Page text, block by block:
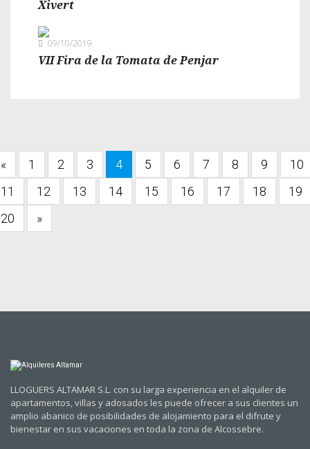
Xivert
09/10/2019
VII Fira de la Tomata de Penjar
« 1 2 3 4 5 6 7 8 9
10
11
12 13 14 15 16 17 18
19
20
»
LLOGUERS ALTAMAR S.L. con su larga experiencia en el alquiler de
apartamentos, villas y adosados les puede ofrecer a sus clientes un
amplio abanico de posibilidades de alojamiento para el difrute y
bienestar en sus vacaciones en toda la zona de Alcossebre.